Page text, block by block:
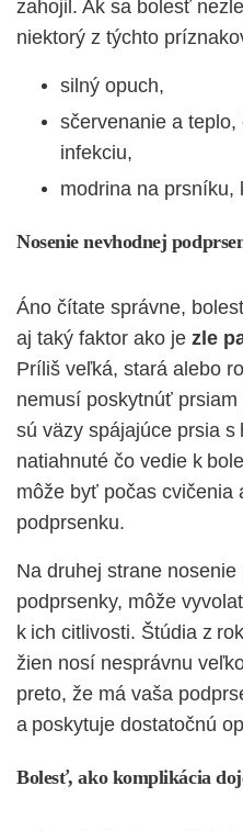
zahojil. Ak sa bolesť
niektorý z týchto
silný opuch,
sčervenanie a
infekciu,
modrina na prsníku,
Nosenie nevhodnej
Áno čítate správne,
aj taký faktor ako je zle
Príliš veľká, stará alebo
nemusí poskytnúť
sú väzy spájajúce prsia s
natiahnuté čo vedie k
môže byť počas cvičenia
podprsenku.
Na druhej strane
podprsenky, môže
k ich citlivosti. Štúdia z
žien nosí nesprávnu
preto, že má vaša
a poskytuje dostatočnú
Bolesť, ako komplikácia